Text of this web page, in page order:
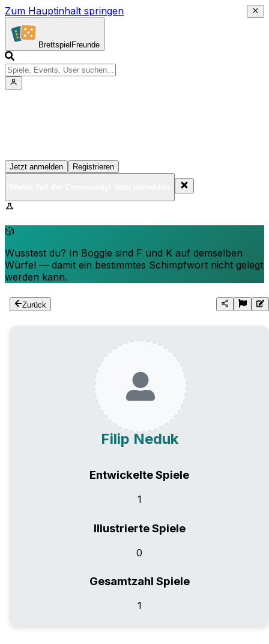
Zum Hauptinhalt springen
Brettspiel Freunde
Jetzt anmelden Registrieren
🎲
Wusstest du? In Boggle sind F und K auf demselben
Würfel — damit ein bestimmtes Schimpfwort nicht gelegt
werden kann.
Zurück
Filip Neduk
Entwickelte Spiele
1
Illustrierte Spiele
0
Gesamtzahl Spiele
1